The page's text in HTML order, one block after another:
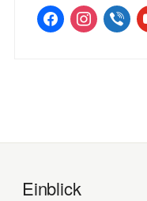
facebookinstagramviber
Einblick